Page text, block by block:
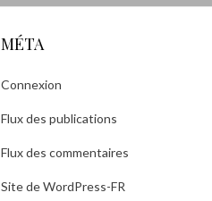
MÉTA
Connexion
Flux des publications
Flux des commentaires
Site de WordPress-FR